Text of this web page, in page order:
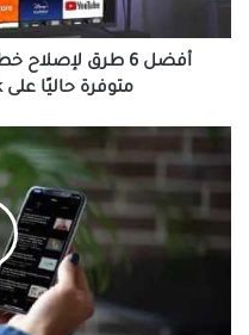
غير
متوفرة
Amazon
Stick
متوفرة حاليًا على Amazon Fire TV Stick
NetNewsWire
مقابل
أي
تطبيق